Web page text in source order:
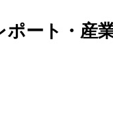
ポート・産